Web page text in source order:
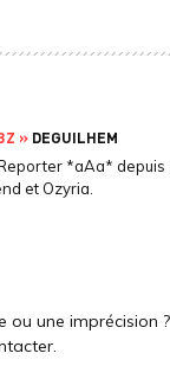
» DEGUILHEM
*aAa*
et Ozyria.
une imprécision ?